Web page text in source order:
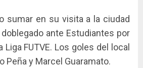
sumar en su visita a la ciudad
ante Estudiantes por
Liga FUTVE. Los goles del local
Peña y Marcel Guaramato.